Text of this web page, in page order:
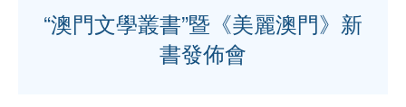
“澳門文學叢書”暨《美麗澳門》新
書發佈會